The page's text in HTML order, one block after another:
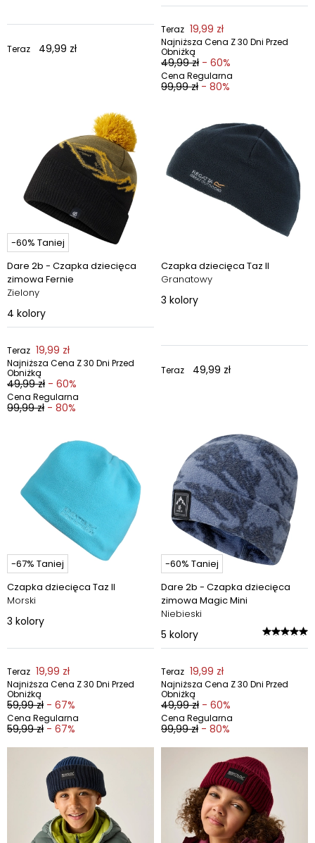
Teraz 49,99 zł
Teraz 19,99 zł
Najniższa Cena Z 30 Dni Przed
Obniżką
49,99 zł - 60%
Cena Regularna
99,99 zł - 80%
-60% Taniej
Dare 2b - Czapka dziecięca
zimowa Fernie
Zielony
4 kolory
Teraz 19,99 zł
Najniższa Cena Z 30 Dni Przed
Obniżką
49,99 zł - 60%
Cena Regularna
99,99 zł - 80%
Czapka dziecięca Taz II
Granatowy
3 kolory
Teraz 49,99 zł
-67% Taniej
Czapka dziecięca Taz II
Morski
3 kolory
Teraz 19,99 zł
Najniższa Cena Z 30 Dni Przed
Obniżką
59,99 zł - 67%
Cena Regularna
59,99 zł - 67%
-60% Taniej
Dare 2b - Czapka dziecięca
zimowa Magic Mini
Niebieski
5 kolory
Teraz 19,99 zł
Najniższa Cena Z 30 Dni Przed
Obniżką
49,99 zł - 60%
Cena Regularna
99,99 zł - 80%